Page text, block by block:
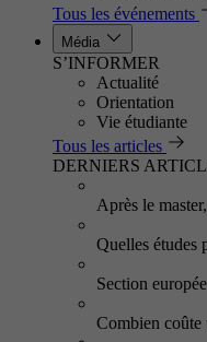
Tous les événements
Média
S’INFORMER
Actualité
Orientation
Vie étudiante
Tous les articles
DERNIERS
Après le
Quelles études
Section
Combien coûte